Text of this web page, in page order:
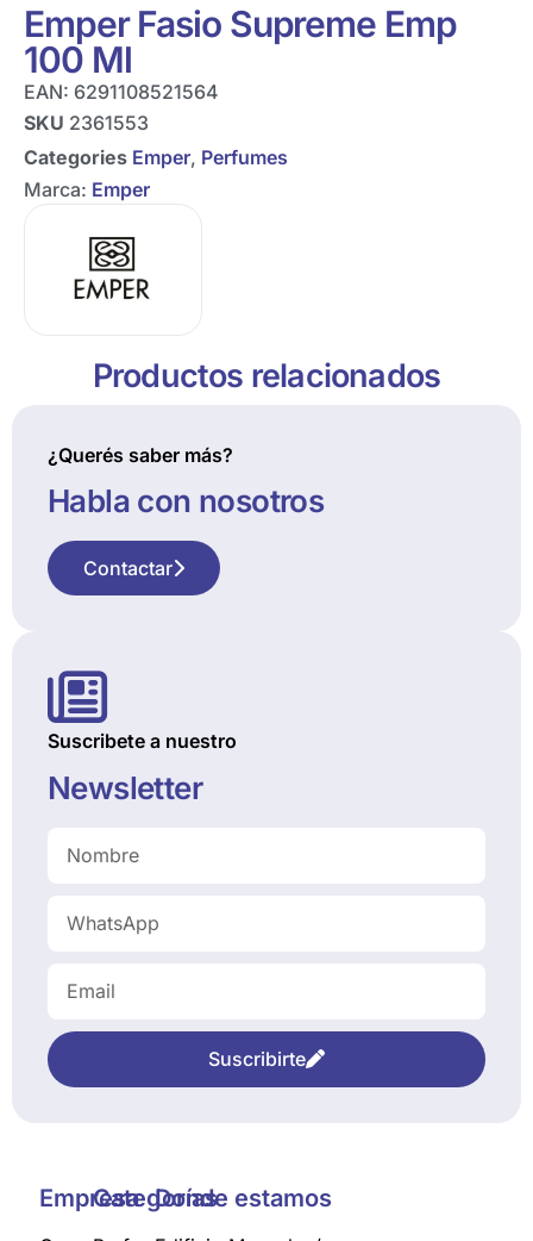
Emper Fasio Supreme Emp
100 Ml
EAN: 6291108521564
SKU 2361553
Categories Emper, Perfumes
Marca: Emper
Productos relacionados
¿Querés saber más?
Habla con nosotros
Contactar
Suscribete a nuestro
Newsletter
Suscribirte
EmpresaCategoríasDonde estamos